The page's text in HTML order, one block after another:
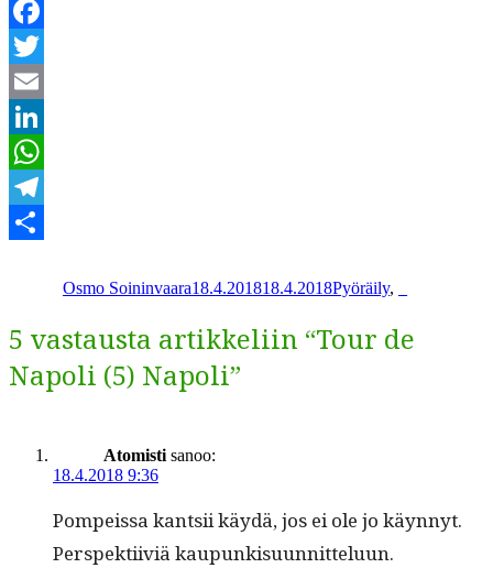
Facebook
Twitter
Email
LinkedIn
WhatsApp
Telegram
Osmo Soininvaara18.4.201818.4.2018Pyöräily,
5 vastausta artikkeliin “Tour de
Napoli (5) Napoli”
Atomisti sanoo:
18.4.2018 9:36
Pom­peis­sa kantsii käy­dä, jos ei ole jo käyn­nyt.
Per­spek­ti­iviä kaupunkisuunnitteluun.